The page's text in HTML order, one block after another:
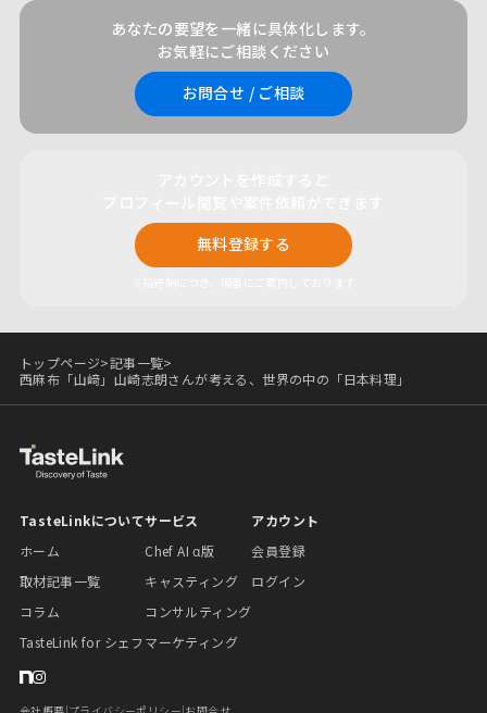
あなたの要望を一緒に具体化します。
お気軽にご相談ください
お問合せ / ご相談
無料登録する
トップページ>記事一覧>
西麻布「山﨑」山崎志朗さんが考える、世界の中の「日本料理」
TasteLinkについて
ホーム
取材記事一覧
コラム
TasteLink for シェフ
サービス
Chef AI α版
キャスティング
コンサルティング
マーケティング
アカウント
会員登録
ログイン